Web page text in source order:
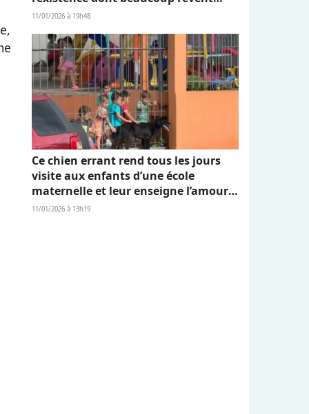
(vidéo)
11/01/2026 à 19h48
Ce chien errant rend tous les jours
visite aux enfants d’une école
maternelle et leur enseigne l’amour
et l’empathie (vidéo)
11/01/2026 à 13h19